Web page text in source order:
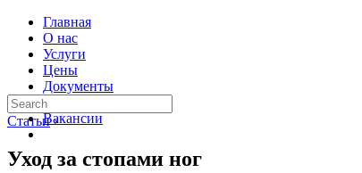
Главная
О нас
Услуги
Цены
Документы
Контакты
Вакансии
Статьи ›
Уход за стопами ног